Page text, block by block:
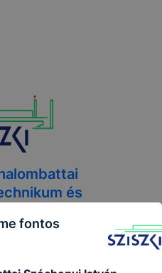
és
+ 36 23 354 444
fontos